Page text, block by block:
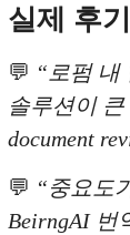
실제 후기
💬 “로펌 내
솔루션이
document
💬 “중요도
BeirngAI 번